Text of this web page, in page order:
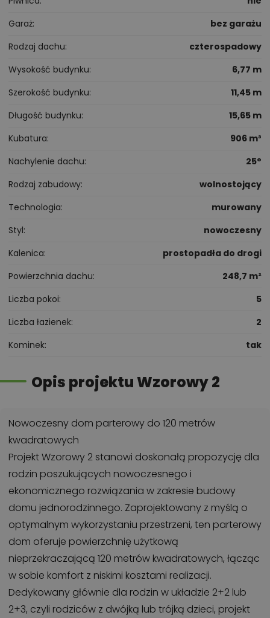
Garaż
bez garażu
Rodzaj dachu
czterospadowy
Wysokość budynku
6,77 m
Szerokość budynku
11,45 m
Długość budynku
15,65 m
Kubatura
906 m³
Nachylenie dachu
25°
Rodzaj zabudowy
wolnostojący
Technologia
murowany
Styl
nowoczesny
Kalenica
prostopadła do drogi
Powierzchnia dachu
248,7 m²
Liczba pokoi
5
Liczba łazienek
2
Kominek
tak
Opis projektu Wzorowy 2
Nowoczesny dom parterowy do 120 metrów
kwadratowych
Projekt Wzorowy 2 stanowi doskonałą propozycję dla
rodzin poszukujących nowoczesnego i
ekonomicznego rozwiązania w zakresie budowy
domu jednorodzinnego. Zaprojektowany z myślą o
optymalnym wykorzystaniu przestrzeni, ten parterowy
dom oferuje powierzchnię użytkową
nieprzekraczającą 120 metrów kwadratowych, łącząc
w sobie komfort z niskimi kosztami realizacji.
Dedykowany głównie dla rodzin w układzie 2+2 lub
2+3, czyli rodziców z dwójką lub trójką dzieci, projekt